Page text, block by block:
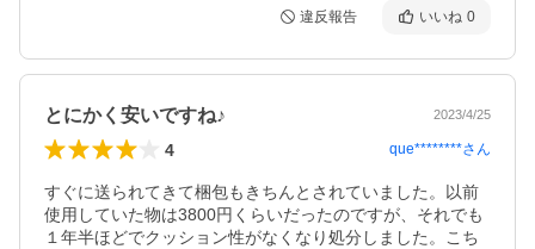
違反報告 いいね 0
とにかく安いですね♪ 2023/4/25
4 que********さん
すぐに送られてきて梱包もきちんとされていました。以前
使用していた物は3800円くらいだったのですが、それでも
１年半ほどでクッション性がなくなり処分しました。こち